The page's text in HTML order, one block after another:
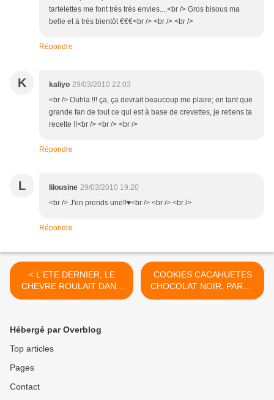
tartelettes me font trés trés envies....<br /> Gros bisous ma
belle et à trés bientôt €€€<br /> <br /> <br />
Répondre
K kaliyo 29/03/2010 22:03
<br /> Ouhla !!! ça, ça devrait beaucoup me plaire; en tant que
grande fan de tout ce qui est à base de crevettes, je retiens ta
recette !!<br /> <br /> <br />
Répondre
L lilousine 29/03/2010 19:20
<br /> J'en prends une!!♥<br /> <br /> <br />
Répondre
< L'ETE DERNIER, LE
CHEVRE ROULAIT DANS
LES CACAHUETES...
COOKIES CACAHUETES
CHOCOLAT NOIR, PARCE
QUE JE VOUS AIME... >
Hébergé par Overblog
Top articles
Pages
Contact